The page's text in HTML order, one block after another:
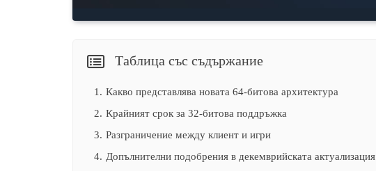
Таблица със съдържание
1. Какво представлява новата 64-битова архитектура
2. Крайният срок за 32-битова поддръжка
3. Разграничение между клиент и игри
4. Допълнителни подобрения в декемврийската актуализация